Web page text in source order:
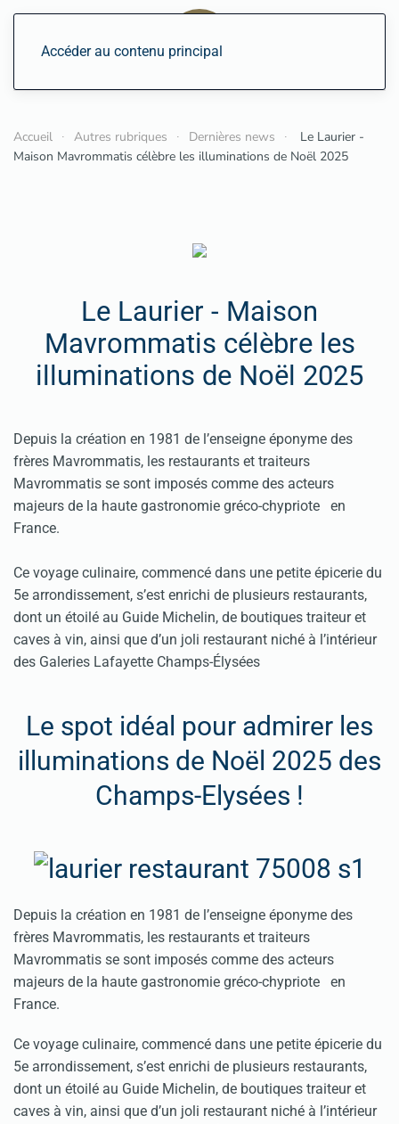
Accéder au contenu principal
Accueil Autres rubriques Dernières news
Le Laurier -
Maison Mavrommatis célèbre les illuminations de Noël 2025
Le Laurier - Maison
Mavrommatis célèbre les
illuminations de Noël 2025
Depuis la création en 1981 de l’enseigne éponyme des
frères Mavrommatis, les restaurants et traiteurs
Mavrommatis se sont imposés comme des acteurs
majeurs de la haute gastronomie gréco-chypriote en
France.
Ce voyage culinaire, commencé dans une petite épicerie du
5e arrondissement, s’est enrichi de plusieurs restaurants,
dont un étoilé au Guide Michelin, de boutiques traiteur et
caves à vin, ainsi que d’un joli restaurant niché à l’intérieur
des Galeries Lafayette Champs-Élysées
Le spot idéal pour admirer les
illuminations de Noël 2025 des
Champs-Elysées !
Depuis la création en 1981 de l’enseigne éponyme des
frères Mavrommatis, les restaurants et traiteurs
Mavrommatis se sont imposés comme des acteurs
majeurs de la haute gastronomie gréco-chypriote en
France.
Ce voyage culinaire, commencé dans une petite épicerie du
5e arrondissement, s’est enrichi de plusieurs restaurants,
dont un étoilé au Guide Michelin, de boutiques traiteur et
caves à vin, ainsi que d’un joli restaurant niché à l’intérieur